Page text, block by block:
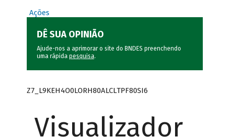
Ações
DÊ SUA OPINIÃO
Ajude-nos a aprimorar o site do BNDES preenchendo
uma rápida pesquisa.
Z7_L9KEH4O0LORH80ALCLTPF80SI6
Visualizador